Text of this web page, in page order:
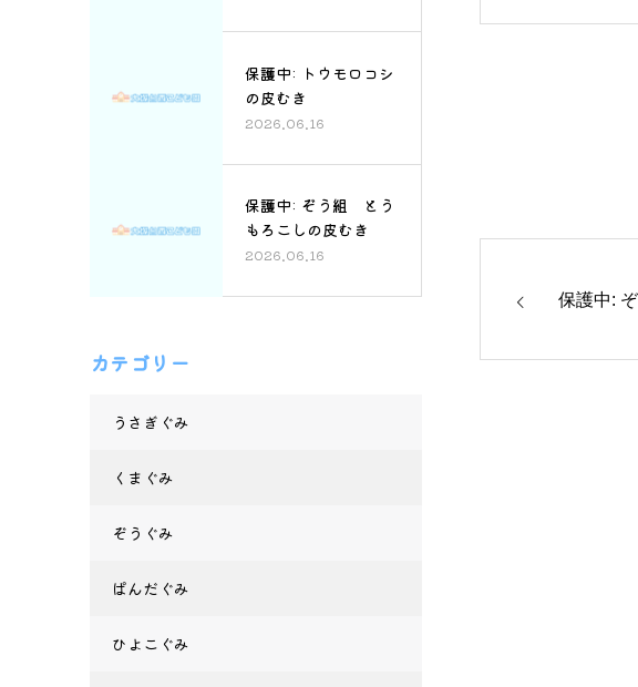
保護中:
保護中: トウモロコシ
の皮むき
2026.06.16
保護中: ぞう組 とう
もろこしの皮むき
2026.06.16
カテゴリー
うさぎぐみ
くまぐみ
ぞうぐみ
ぱんだぐみ
ひよこぐみ